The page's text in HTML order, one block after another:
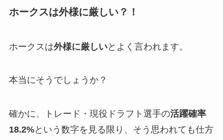
ホークスは外様に厳しい？！
ホークスは外様に厳しいとよく言われます。
本当にそうでしょうか？
確かに、トレード・現役ドラフト選手の活躍確率
18.2%という数字を見る限り、そう思われても仕方